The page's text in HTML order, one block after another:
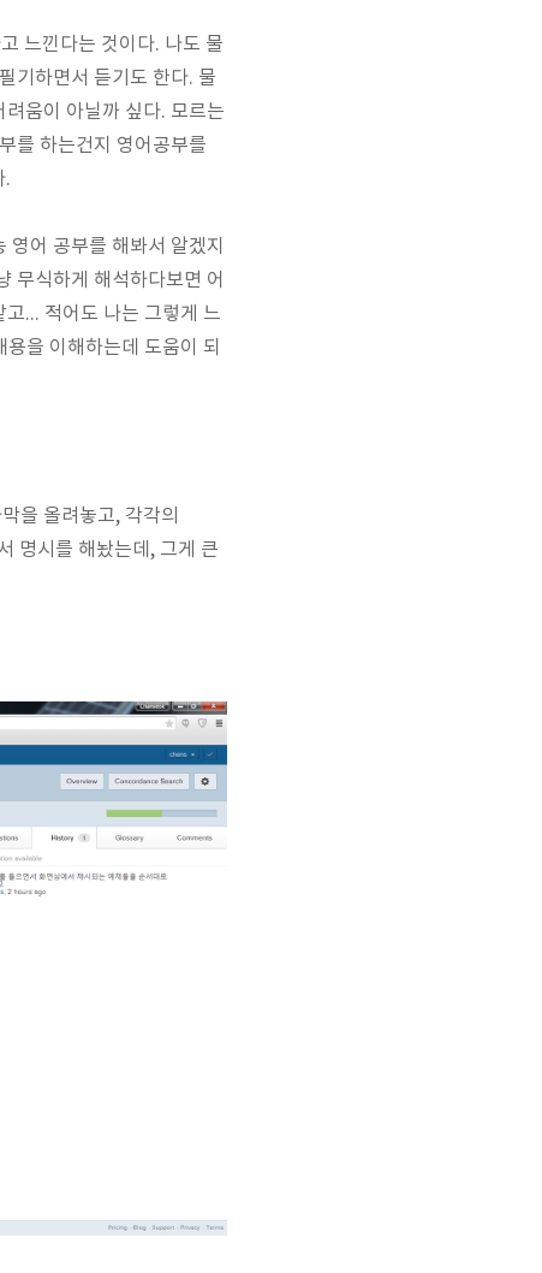
느낀다는 것이다. 나도 물
기하면서 듣기도 한다. 물
움이 아닐까 싶다. 모르는
를 하는건지 영어공부를
.
어 공부를 해봐서 알겠지
무식하게 해석하다보면 어
... 적어도 나는 그렇게 느
을 이해하는데 도움이 되
을 올려놓고, 각각의
명시를 해놨는데, 그게 큰